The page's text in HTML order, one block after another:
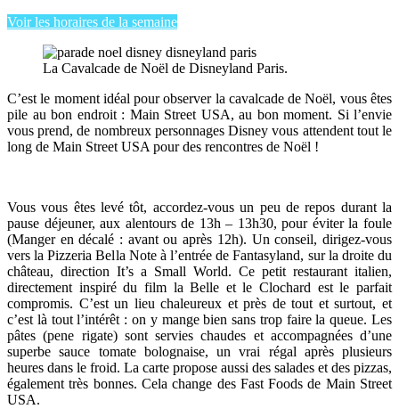
Voir les horaires de la semaine
La Cavalcade de Noël de Disneyland Paris.
C’est le moment idéal pour observer la cavalcade de Noël, vous êtes
pile au bon endroit : Main Street USA, au bon moment. Si l’envie
vous prend, de nombreux personnages Disney vous attendent tout le
long de Main Street USA pour des rencontres de Noël !
Vous vous êtes levé tôt, accordez-vous un peu de repos durant la
pause déjeuner, aux alentours de 13h – 13h30, pour éviter la foule
(Manger en décalé : avant ou après 12h). Un conseil, dirigez-vous
vers la Pizzeria Bella Note à l’entrée de Fantasyland, sur la droite du
château, direction It’s a Small World. Ce petit restaurant italien,
directement inspiré du film la Belle et le Clochard est le parfait
compromis. C’est un lieu chaleureux et près de tout et surtout, et
c’est là tout l’intérêt : on y mange bien sans trop faire la queue. Les
pâtes (pene rigate) sont servies chaudes et accompagnées d’une
superbe sauce tomate bolognaise, un vrai régal après plusieurs
heures dans le froid. La carte propose aussi des salades et des pizzas,
également très bonnes. Cela change des Fast Foods de Main Street
USA.